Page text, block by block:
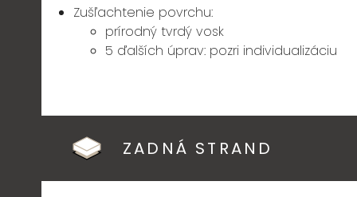
Zušľachtenie povrchu:
prírodný tvrdý vosk
5 ďalších úprav: pozri individualizáciu
ZADNÁ STRAND